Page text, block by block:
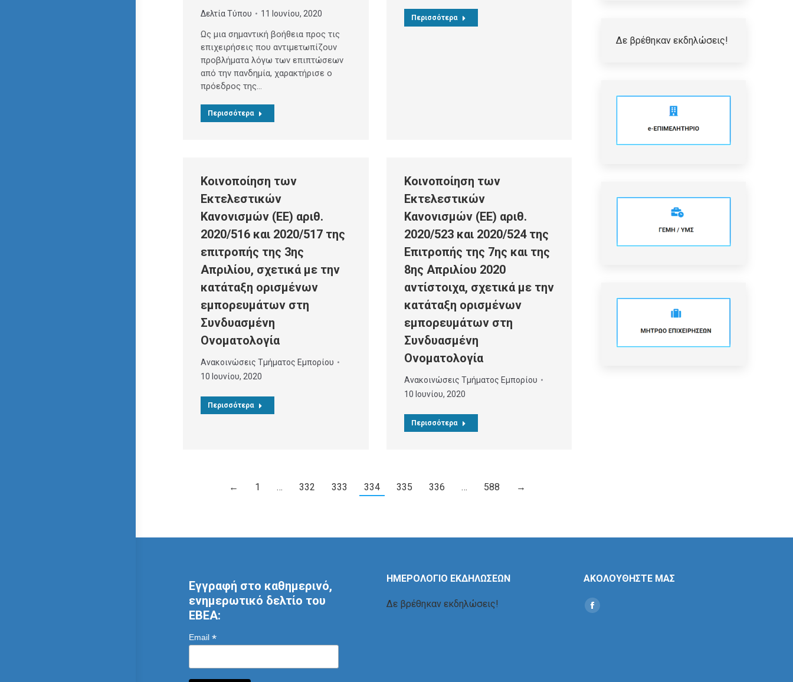
Δελτία Τύπου 11 Ιουνίου, 2020
Ως μια σημαντική βοήθεια προς τις
επιχειρήσεις που αντιμετωπίζουν
προβλήματα λόγω των επιπτώσεων
από την πανδημία, χαρακτήρισε ο
πρόεδρος της…
Περισσότερα
Περισσότερα
Κοινοποίηση των
Εκτελεστικών
Κανονισμών (ΕΕ) αριθ.
2020/516 και 2020/517 της
επιτροπής της 3ης
Απριλίου, σχετικά με την
κατάταξη ορισμένων
εμπορευμάτων στη
Συνδυασμένη
Ονοματολογία
Ανακοινώσεις Τμήματος Εμπορίου
10 Ιουνίου, 2020
Περισσότερα
Κοινοποίηση των
Εκτελεστικών
Κανονισμών (ΕΕ) αριθ.
2020/523 και 2020/524 της
Επιτροπής της 7ης και της
8ης Απριλίου 2020
αντίστοιχα, σχετικά με την
κατάταξη ορισμένων
εμπορευμάτων στη
Συνδυασμένη
Ονοματολογία
Ανακοινώσεις Τμήματος Εμπορίου
10 Ιουνίου, 2020
Περισσότερα
← 1 … 332 333 334 335 336 … 588 →
Δε βρέθηκαν εκδηλώσεις!
Εγγραφή στο καθημερινό,
ενημερωτικό δελτίο του
ΕΒΕΑ:
Email *
ΗΜΕΡΟΛΟΓΙΟ ΕΚΔΗΛΩΣΕΩΝ
Δε βρέθηκαν εκδηλώσεις!
ΑΚΟΛΟΥΘΗΣΤΕ ΜΑΣ
Find us on:
Social